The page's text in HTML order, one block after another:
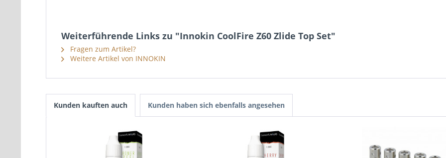
Weiterführende Links zu "Innokin CoolFire Z60 Zlide Top Set"
Fragen zum Artikel?
Weitere Artikel von INNOKIN
Kunden kauften auch Kunden haben sich ebenfalls angesehen